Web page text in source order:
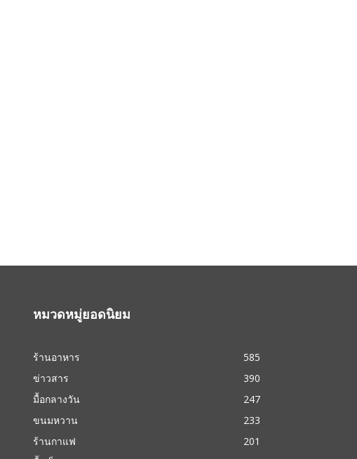
หมวดหมู่ยอดนิยม
ร้านอาหาร
585
ข่าวสาร
390
มื้อกลางวัน
247
ขนมหวาน
233
ร้านกาแฟ
201